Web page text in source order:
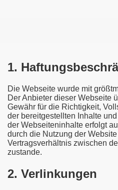
1.
Die Webseite wurde mit
Der Anbieter dieser Webseite
Gewähr für die Richtigkeit,
der bereitgestellten Inhalte
der Webseiteninhalte erfolgt
durch die Nutzung der
Vertragsverhältnis zwischen
zustande.
2. Verlinkungen